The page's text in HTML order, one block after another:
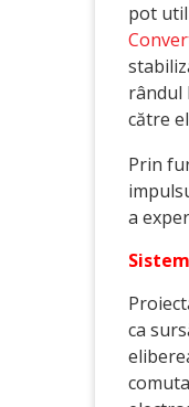
pot
rândul
către
Prin
a
ca